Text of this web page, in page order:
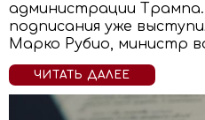
администрации
подписания уже
Марко Рубио, министр
ЧИТАТЬ ДАЛЕЕ